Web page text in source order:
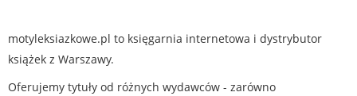
motyleksiazkowe.pl to księgarnia internetowa i dystrybutor
książek z Warszawy.
Oferujemy tytuły od różnych wydawców - zarówno